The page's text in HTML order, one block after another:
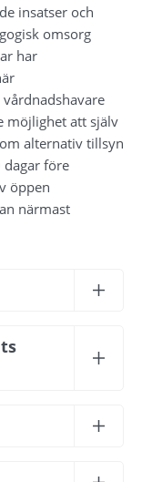
insatser och
omsorg
har
möjlighet att själv
alternativ tillsyn
före
öppen
närmast